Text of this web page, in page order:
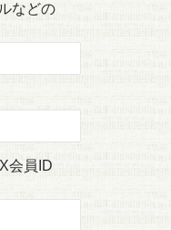
などの
会員ID